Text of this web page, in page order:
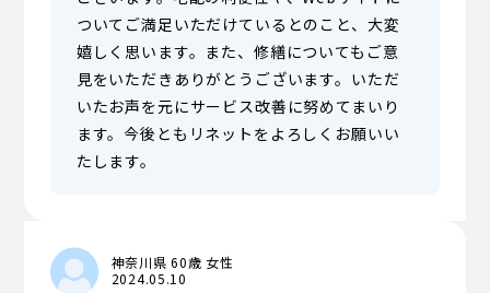
ついてご満足いただけているとのこと、大変
嬉しく思います。また、修繕についてもご意
見をいただきありがとうございます。いただ
いたお声を元にサービス改善に努めてまいり
ます。今後ともリネットをよろしくお願いい
たします。
神奈川県 60歳 女性
2024.05.10